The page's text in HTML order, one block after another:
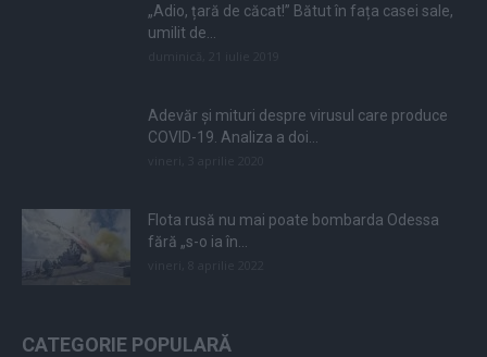
„Adio, țară de căcat!” Bătut în fața casei sale,
umilit de...
Adevăr și mituri despre virusul care produce
COVID-19. Analiza a doi...
Flota rusă nu mai poate bombarda Odessa
fără „s-o ia în...
CATEGORIE POPULARĂ